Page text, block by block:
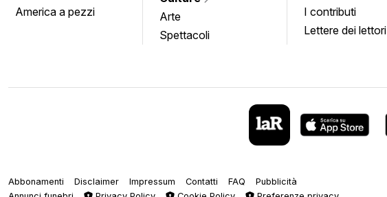
America a pezzi
Arte
Spettacoli
I contributi
Lettere dei lettori
Abbonamenti Disclaimer Impressum Contatti FAQ
Pubblicità